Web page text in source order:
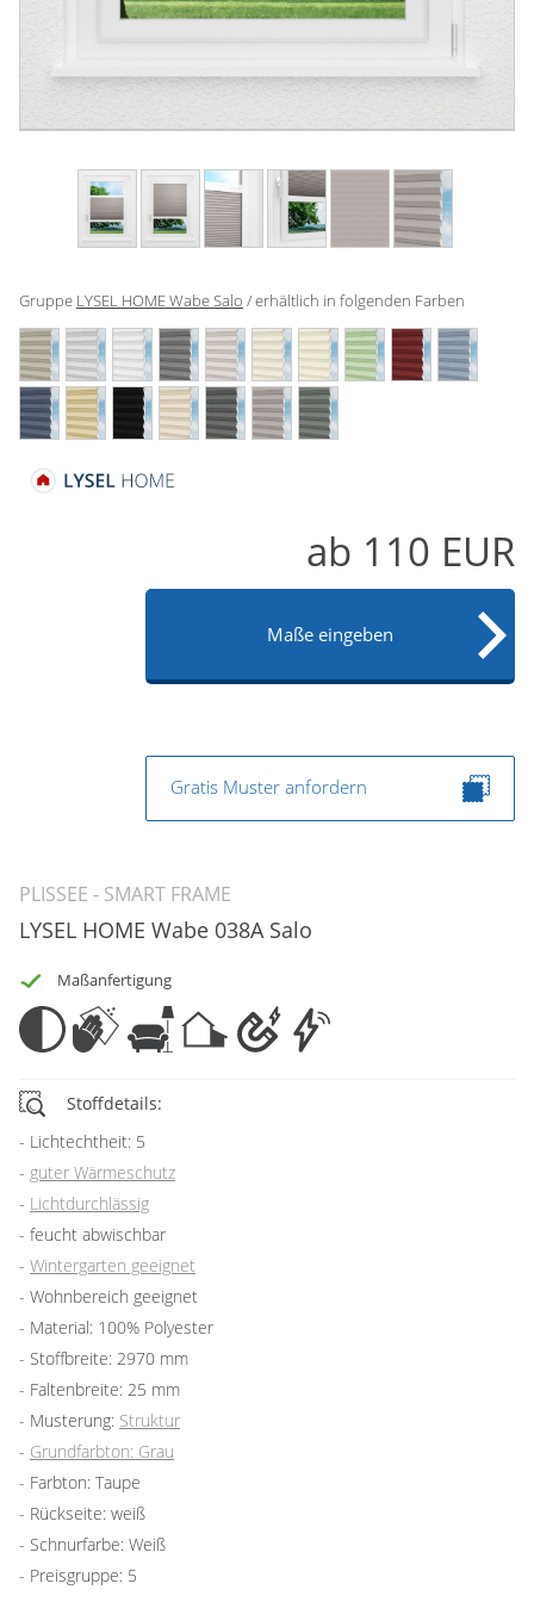
Gardinenstange
Gruppe LYSEL HOME Wabe Salo / erhältlich in folgenden Farben
PLISSEE - SMART FRAME
LYSEL HOME Wabe 038A Salo
Maßanfertigung
Stoffdetails:
Lichtechtheit: 5
guter Wärmeschutz
Lichtdurchlässig
feucht abwischbar
Wintergarten geeignet
Wohnbereich geeignet
Material: 100% Polyester
Stoffbreite: 2970 mm
Faltenbreite: 25 mm
Musterung: Struktur
Grundfarbton: Grau
Farbton: Taupe
Rückseite: weiß
Schnurfarbe: Weiß
Preisgruppe: 5
ab 110 EUR
Maße eingeben
Gratis Muster anfordern